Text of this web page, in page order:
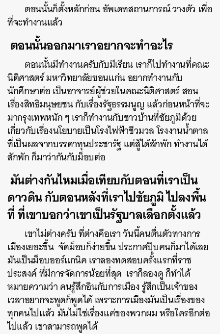
ตอนนั้นก็ตั้งหลักก่อน อัพเดทสถานการณ์ วางตัว เพื่อ
ที่จะทำงานแล้ว
ตอนนั้นออกมาเราอยากจะทำอะไร
ตอนนั้นมีทำงานครับกับมีเรียน เราก็ไปทำงานที่คณะ
นิติศาสตร์ มหาวิทยาลัยขอนแก่น อยากทำงานกับ
นักศึกษาต่อ เป็นอาจารย์ผู้ช่วยในคณะนิติศาสตร์ สอน
เรื่องสิทธิมนุษยชน กับเรื่องรัฐธรรมนูญ แล้วก่อนหน้าที่จะ
มากรุงเทพหนัก ๆ เราก็ทำงานกับชาวบ้านที่ชัยภูมิด้วย
เกี่ยวกับเรื่องนโยบายเป็นโรงไฟฟ้าชีวมวล โรงงานน้ำตาล
ที่เป็นผลจากบรรดาทุนประชารัฐ แต่สู้ได้สักพัก ทำงานได้
สักพัก ก็มาว่ากันกับม็อบต่อ
มันต่างกันไหมเมื่อเทียบกับตอนที่เราเป็น
ดาวดิน กับตอนหลังที่เราไปชัยภูมิ ไปลงพื้น
ที่ ที่เขาบอกว่าเขาเป็นรัฐบาลเลือกตั้งแล้ว
เขาไม่ต่างครับ ที่ต่างคือเรา วันนี้คนตื่นตัวทางการ
เมืองเยอะขึ้น จัดม็อบก็ง่ายขึ้น ประกาศปุ๊บคนก็มาได้เลย
มันเป็นม็อบออร์แกนิค เราลองทดสอบครั้งแรกที่ราช
ประสงค์ ที่มีการจัดการน้อยที่สุด เราก็ลองดู ก็ทำได้
หมายความว่า คนรู้สึกอินกับการเมือง รู้สึกเป็นเจ้าของ
เวลาอยากจะพูดก็พูดได้ เพราะการเมืองมันเป็นเรื่องของ
ทุกคนไปแล้ว มันไม่ใช่เรื่องแค่ของพวกผม หรือใครอีกต่อ
ไปแล้ว เขาสามารถพูดได้
ค้นหา